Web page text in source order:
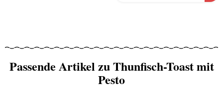
Passende Artikel zu Thunfisch-Toast mit
Pesto